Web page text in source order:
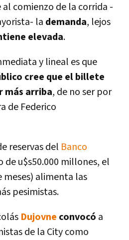
al comienzo de la corrida -
la demanda, lejos
elevada.
y lineal es que
cree que el billete
más arriba, de no ser por
de Federico
reservas del Banco
de u$s50.000 millones, el
meses) alimenta las
pesimistas.
Dujovne convocó a
de la City como